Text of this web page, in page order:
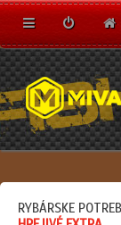
RYBÁRSKE